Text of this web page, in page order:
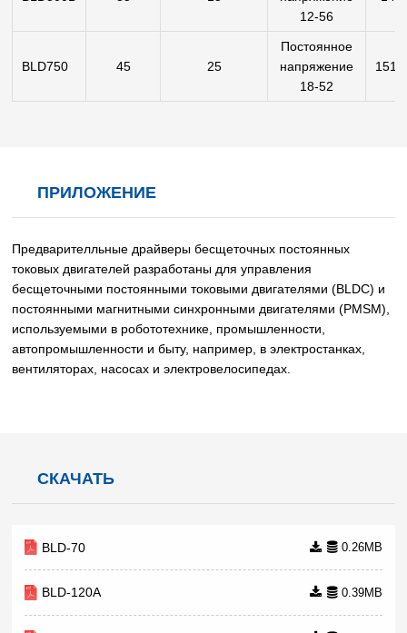
12-56
BLD750 45 25
Постоянное
напряжение
18-52
ПРИЛОЖЕНИЕ
Предварителльные драйверы бесщеточных постоянных
токовых двигателей разработаны для управления
бесщеточными постоянными токовыми двигателями (BLDC) и
постоянными магнитными синхронными двигателями (PMSM),
используемыми в робототехнике, промышленности,
автопромышленности и быту, например, в электростанках,
вентиляторах, насосах и электровелосипедах.
СКАЧАТЬ
BLD-70 0.26MB
BLD-120A 0.39MB